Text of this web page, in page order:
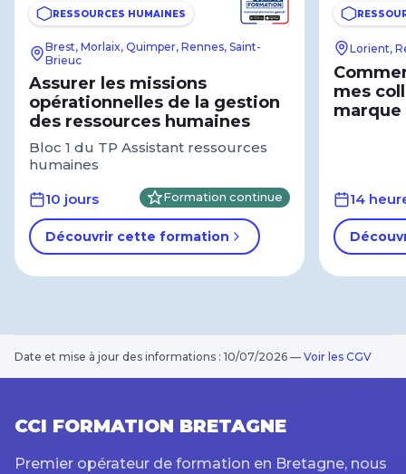
RESSOURCES HUMAINES
Brest, Morlaix, Quimper, Rennes, Saint-
Brieuc
Assurer les missions
opérationnelles de la gestion
des ressources humaines
Bloc 1 du TP Assistant ressources
humaines
10 jours
Formation continue
Découvrir cette formation
Lorient,
mes
14
Date et mise à jour des informations : 10/07/2026 — Voir les CGV
CCI FORMATION BRETAGNE
Premier opérateur de formation en Bretagne, nous